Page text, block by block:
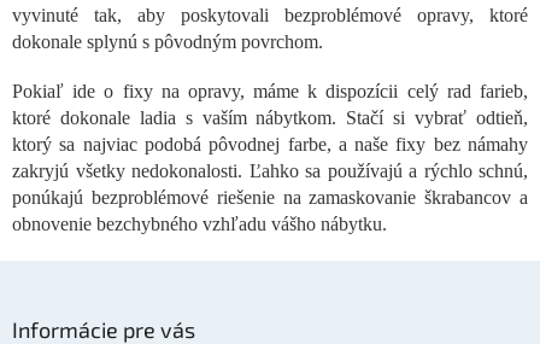
p
r
v
k
y
v
ý
p
vyvinuté tak, aby poskytovali bezproblémové opravy, ktoré
dokonale splynú s pôvodným povrchom.
Pokiaľ ide o fixy na opravy, máme k dispozícii celý rad farieb,
ktoré dokonale ladia s vaším nábytkom. Stačí si vybrať odtieň,
ktorý sa najviac podobá pôvodnej farbe, a naše fixy bez námahy
zakryjú všetky nedokonalosti. Ľahko sa používajú a rýchlo schnú,
ponúkajú bezproblémové riešenie na zamaskovanie škrabancov a
obnovenie bezchybného vzhľadu vášho nábytku.
Informácie pre vás